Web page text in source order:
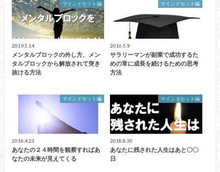
マインドセット編
2019.5.14
メンタルブロックの外し方、メン
タルブロックから解放されて突き
抜ける方法
マインドセット編
2016.5.9
サラリーマンが副業で成功するた
めの常に成長を続けるための思考
方法
マインドセット編
2016.4.23
あなたの２４時間を観察すればあ
なたの未来が見えてくる
マインドセット編
2018.8.30
あなたに残された人生はあと〇〇
日